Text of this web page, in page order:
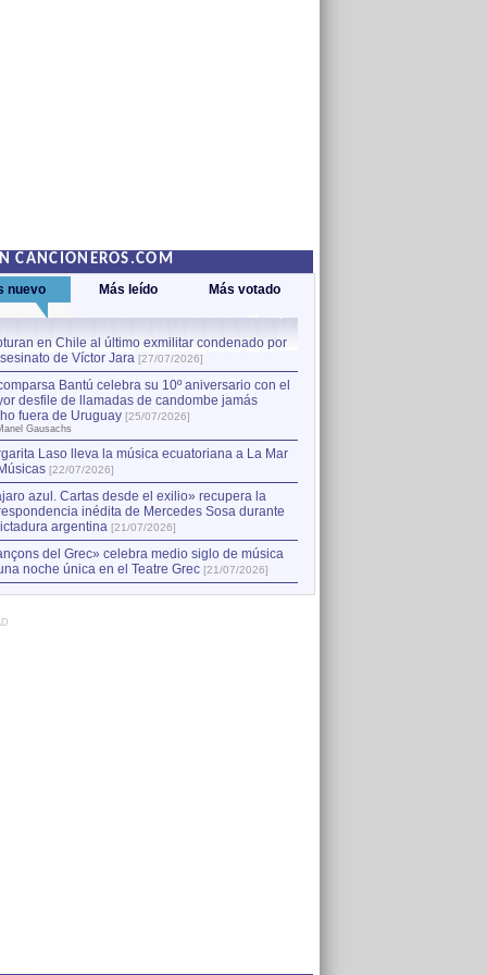
CANCIONEROS.COM
nuevo Más leído Más votado
en Chile al último exmilitar condenado por
de Víctor Jara [27/07/2026]
Bantú celebra su 10º aniversario con el
desfile de llamadas de candombe jamás
fuera de Uruguay [25/07/2026]
Gausachs
Laso lleva la música ecuatoriana a La Mar
[22/07/2026]
azul. Cartas desde el exilio» recupera la
inédita de Mercedes Sosa durante
argentina [21/07/2026]
del Grec» celebra medio siglo de música
noche única en el Teatre Grec [21/07/2026]